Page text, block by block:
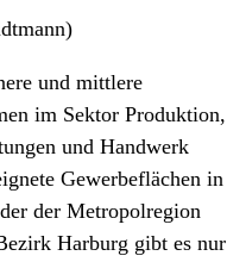
und mittlere
im Sektor Produktion,
und Handwerk
Gewerbeflächen in
der Metropolregion
Harburg gibt es nur